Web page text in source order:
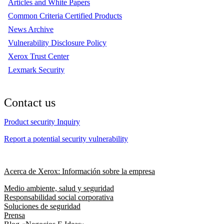
Articles and White Papers
Common Criteria Certified Products
News Archive
Vulnerability Disclosure Policy
Xerox Trust Center
Lexmark Security
Contact us
Product security Inquiry
Report a potential security vulnerability
Acerca de Xerox: Información sobre la empresa
Medio ambiente, salud y seguridad
Responsabilidad social corporativa
Soluciones de seguridad
Prensa